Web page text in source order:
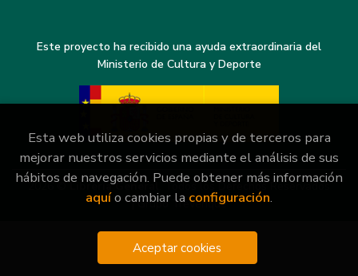
Este proyecto ha recibido una ayuda extraordinaria del
Ministerio de Cultura y Deporte
2026 ©Librería General . Todos los Derechos Reservados
|Grupo Trevenque
Esta web utiliza cookies propias y de terceros para
mejorar nuestros servicios mediante el análisis de sus
hábitos de navegación. Puede obtener más información
aquío cambiar la configuración.
Aceptar cookies